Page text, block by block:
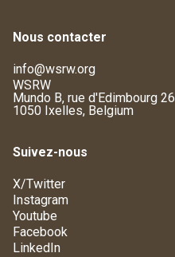
Nous contacter
info@wsrw.org
WSRW
Mundo B, rue d'Edimbourg 26
1050 Ixelles, Belgium
Suivez-nous
X/Twitter
Instagram
Youtube
Facebook
LinkedIn